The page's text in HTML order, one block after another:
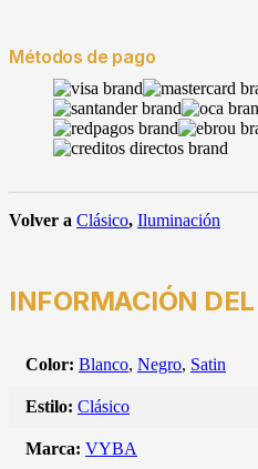
Métodos de pago
Volver a Clásico, Iluminación
INFORMACIÓN
Color: Blanco, Negro, Satin
Estilo: Clásico
Marca: VYBA